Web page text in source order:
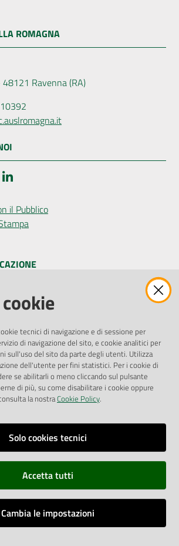
ROMAGNA
48121 Ravenna (RA)
il Pubblico
tecnici di navigazione e di sessione per
di navigazione del sito, e cookie analitici per
sull'uso del sito da parte degli utenti. Utilizza
dell'utente per fini statistici. Per i cookie di
se abilitarli o meno cliccando sul pulsante
di più, su come disabilitare i cookie oppure
la nostraCookie Policy.
Solo cookies tecnici
Accetta tutti
Cambia le impostazioni